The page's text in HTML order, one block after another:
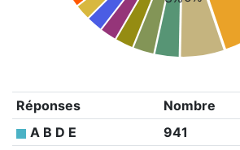
Réponses Nombre
A B D E
941